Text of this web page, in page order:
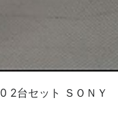
2台セット ＳＯＮＹ